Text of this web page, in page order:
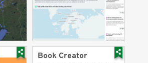
Book Creator